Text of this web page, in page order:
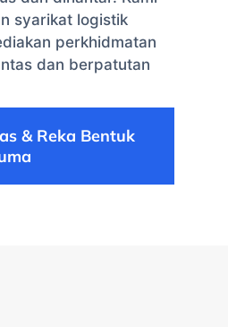
syarikat logistik
perkhidmatan
dan berpatutan
& Reka Bentuk